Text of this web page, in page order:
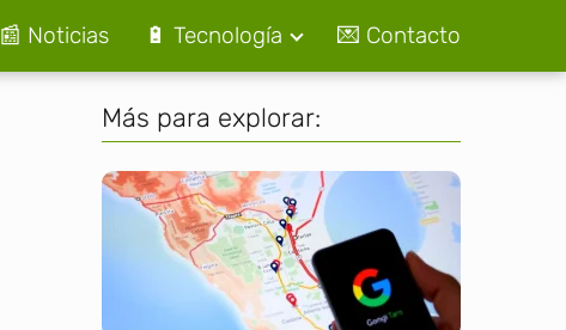
📰 Noticias 🔋 Tecnología 💌 Contacto
Más para explorar: